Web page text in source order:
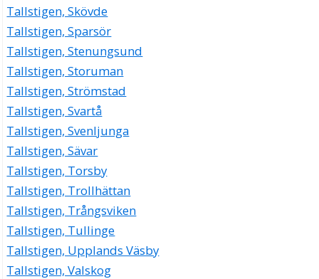
Tallstigen, Skövde
Tallstigen, Sparsör
Tallstigen, Stenungsund
Tallstigen, Storuman
Tallstigen, Strömstad
Tallstigen, Svartå
Tallstigen, Svenljunga
Tallstigen, Sävar
Tallstigen, Torsby
Tallstigen, Trollhättan
Tallstigen, Trångsviken
Tallstigen, Tullinge
Tallstigen, Upplands Väsby
Tallstigen, Valskog